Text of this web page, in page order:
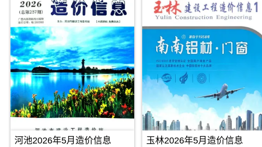
色
工
程
材
料
价
格
纠
纷
调
解
工
分
析
造
价
信
息
网
发
布，
玉
林
信
息
价
包
含
玉
息
来
宾
程
施
工
图
预
造
价
信
息
（桂
林
建
设
工
程
造
价
信
息）
刊，
由
PDF 下载
信
（崇
工
程
价
信
息）
期
刊，
由
PDF 下载
河池2026年5月造价信息 玉林2026年5月造价信息